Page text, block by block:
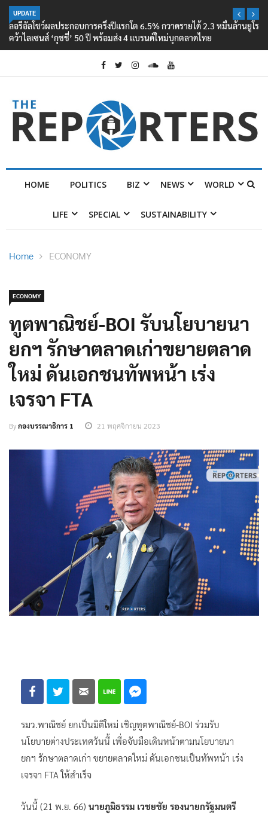
UPDATE
ลอรีอัลโชว์ผลประกอบการครึ่งปีแรกโต 6.5% กวาดรายได้ 2.3 หมื่นล้านยูโร
คว้าไลเซนส์ ‘กุชชี่’ 50 ปี พร้อมส่ง 4 แบรนด์ใหม่บุกตลาดไทย
HOME POLITICS BIZ NEWS WORLD
LIFE SPECIAL SUSTAINABILITY
Home ECONOMY
ECONOMY
ทูตพาณิชย์-BOI รับนโยบายนา
ยกฯ รักษาตลาดเก่าขยายตลาด
ใหม่ ดันเอกชนทัพหน้า เร่ง
เจรจา FTA
Byกองบรรณาธิการ 1 21 พฤศจิกายน 2023
รมว.พาณิชย์ ยกเป็นมิติใหม่ เชิญทูตพาณิชย์-BOI ร่วมรับ
นโยบายต่างประเทศวันนี้ เพื่อจับมือเดินหน้าตามนโยบายนา
ยกฯ รักษาตลาดเก่า ขยายตลาดใหม่ ดันเอกชนเป็นทัพหน้า เร่ง
เจรจา FTA ให้สำเร็จ
วันนี้ (21 พ.ย. 66) นายภูมิธรรม เวชยชัย รองนายกรัฐมนตรี